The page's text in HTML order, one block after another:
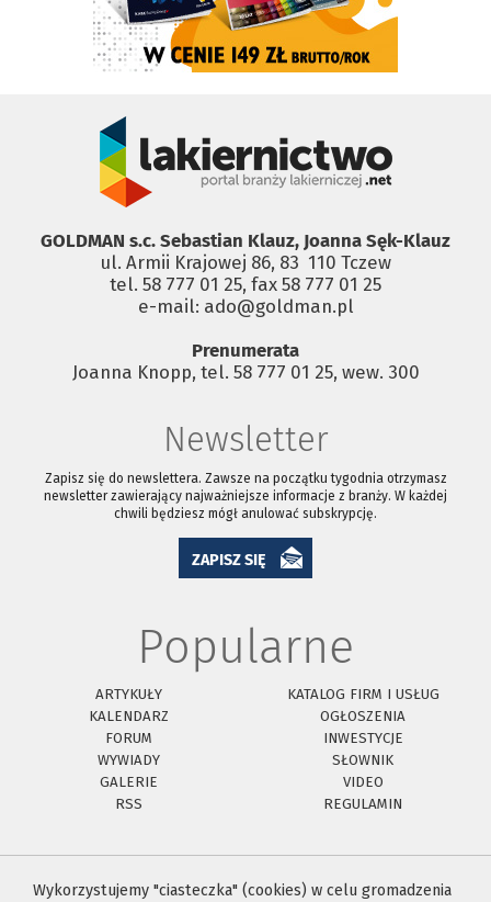
GOLDMAN s.c. Sebastian Klauz, Joanna Sęk-Klauz
ul. Armii Krajowej 86, 83 ­ 110 Tczew
tel. 58 777 01 25, fax 58 777 01 25
e-mail: ado@goldman.pl
Prenumerata
Joanna Knopp, tel. 58 777 01 25, wew. 300
Newsletter
Zapisz się do newslettera. Zawsze na początku tygodnia otrzymasz
newsletter zawierający najważniejsze informacje z branży. W każdej
chwili będziesz mógł anulować subskrypcję.
ZAPISZ SIĘ
Popularne
ARTYKUŁY
KATALOG FIRM I USŁUG
KALENDARZ
OGŁOSZENIA
FORUM
INWESTYCJE
WYWIADY
SŁOWNIK
GALERIE
VIDEO
RSS
REGULAMIN
Wykorzystujemy "ciasteczka" (cookies) w celu gromadzenia